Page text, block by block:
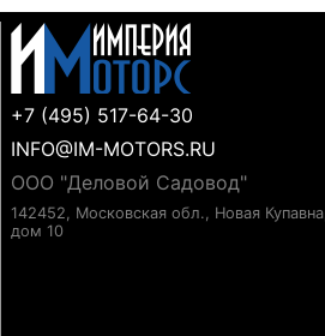
+7 (495) 517-64-30
INFO@IM-MOTORS.RU
ООО "Деловой Садовод"
142452, Московская обл., Новая Купавна,
дом 10